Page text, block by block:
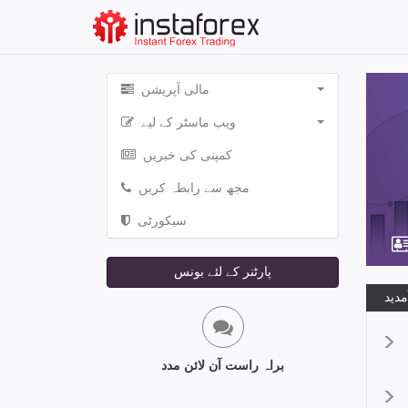
مالی آپریشن
ویب ماسٹر کے لیے
کمپنی کی خبریں
مجھ سے رابطہ کریں
سیکورٹی
پارٹنر کے لئے بونس
براہ راست آن لائن مدد